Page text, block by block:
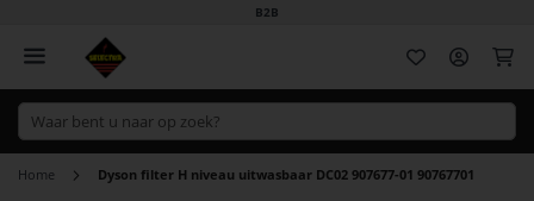
B2B
Home Dyson filter H niveau uitwasbaar DC02 907677-01 90767701